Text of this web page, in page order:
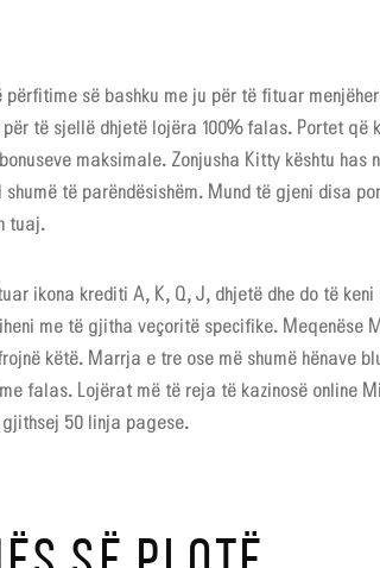
përfitime së bashku me ju për të fituar
të sjellë dhjetë lojëra 100% falas. Portet
maksimale. Zonjusha Kitty kështu
të parëndësishëm. Mund të gjeni disa
tuaj.
ikona krediti A, K, Q, J, dhjetë dhe do të
me të gjitha veçoritë specifike. Meqenëse
këtë. Marrja e tre ose më shumë hënave
falas. Lojërat më të reja të kazinosë online
50 linja pagese.